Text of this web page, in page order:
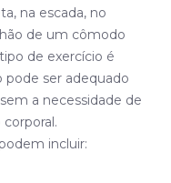
na escada, no
de um cômodo
de exercício é
ser adequado
a necessidade de
incluir: